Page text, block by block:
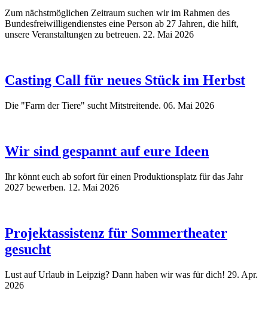
Zum nächstmöglichen Zeitraum suchen wir im Rahmen des
Bundesfreiwilligendienstes eine Person ab 27 Jahren, die hilft,
unsere Veranstaltungen zu betreuen. 22. Mai 2026
Casting Call für neues Stück im Herbst
Die "Farm der Tiere" sucht Mitstreitende. 06. Mai 2026
Wir sind gespannt auf eure Ideen
Ihr könnt euch ab sofort für einen Produktionsplatz für das Jahr
2027 bewerben. 12. Mai 2026
Projektassistenz für Sommertheater
gesucht
Lust auf Urlaub in Leipzig? Dann haben wir was für dich! 29. Apr.
2026